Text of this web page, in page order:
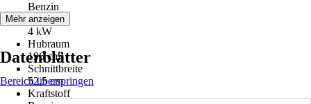
Benzin
Leistung
4 kW
Hubraum
196 cm³
Schnittbreite
52,5 cm
Kraftstoff
Mehr anzeigen
Datenblätter
Bereich überspringen